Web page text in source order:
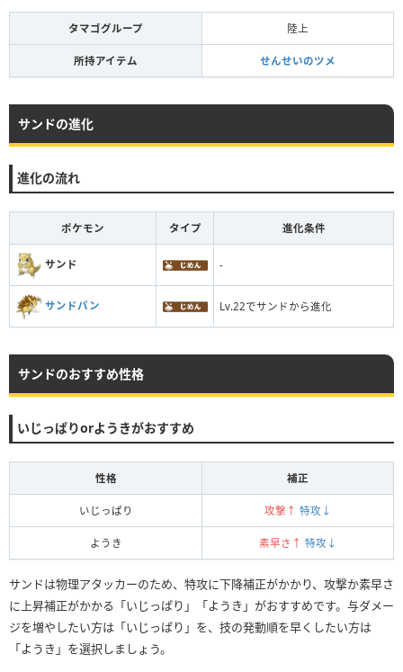
タマゴグループ 陸上
所持アイテム せんせいのツメ
サンドの進化
進化の流れ
ポケモン タイプ 進化条件
サンド -
サンドパン Lv.22でサンドから進化
サンドのおすすめ性格
いじっぱりorようきがおすすめ
性格 補正
いじっぱり 攻撃↑ 特攻↓
ようき 素早さ↑ 特攻↓
サンドは物理アタッカーのため、特攻に下降補正がかかり、攻撃か素早さ
に上昇補正がかかる「いじっぱり」「ようき」がおすすめです。与ダメー
ジを増やしたい方は「いじっぱり」を、技の発動順を早くしたい方は
「ようき」を選択しましょう。